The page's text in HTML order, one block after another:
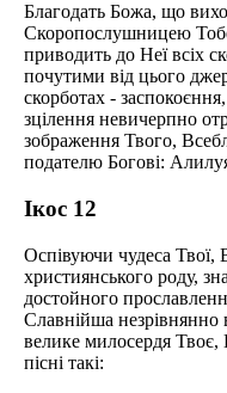
Благодать Божа, що
Скоропослушницею
приводить до Неї всіх
почутими від цього
скорботах -
зцілення невичерпно
зображення Твого,
подателю Богові:
Ікос 12
Оспівуючи чудеса Твої,
християнського роду,
достойного
Славнійша незрівнянно
велике милосердя
пісні такі: